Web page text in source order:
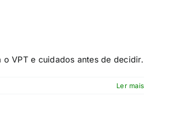
VPT e cuidados antes de decidir.
Ler mais